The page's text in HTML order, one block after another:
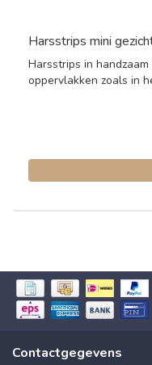
Harsstrips mini
Harsstrips in
oppervlakken zoals in
Contactgegevens